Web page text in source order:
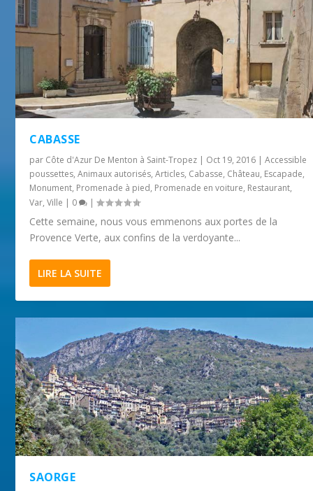
CABASSE
par Côte d'Azur De Menton à Saint-Tropez | Oct 19, 2016 |Accessible
poussettes,Animaux autorisés,Articles, Cabasse, Château, Escapade,
Monument, Promenade à pied, Promenade en voiture, Restaurant,
Var,Ville | 0 |
Cette semaine, nous vous emmenons aux portes de la
Provence Verte, aux confins de la verdoyante...
LIRE LA SUITE
SAORGE